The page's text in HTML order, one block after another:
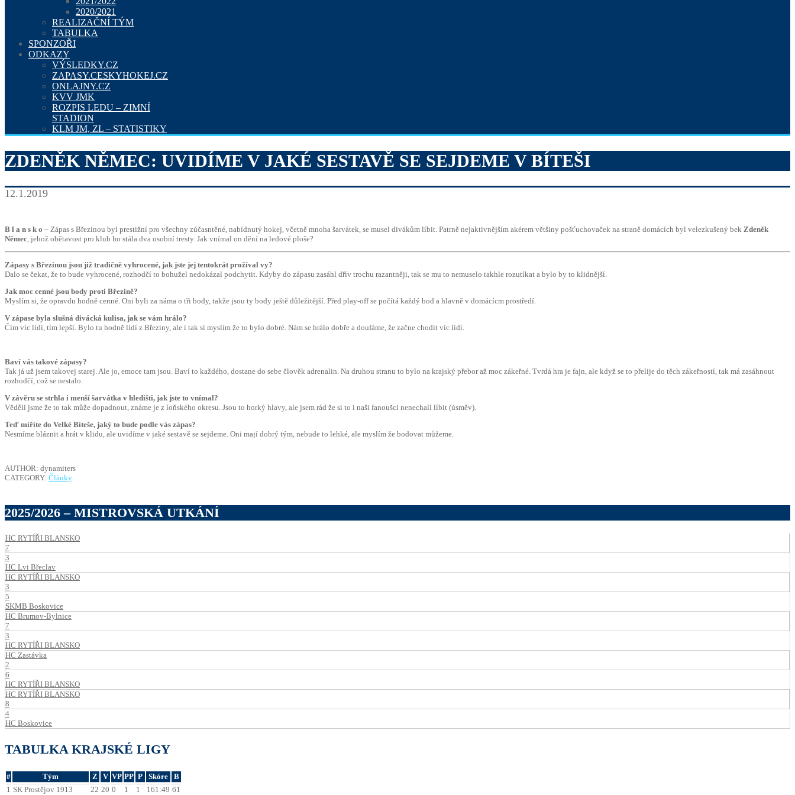
2020/2021
REALIZAČNÍ TÝM
TABULKA
SPONZOŘI
ODKAZY
VÝSLEDKY.CZ
ZAPASY.CESKYHOKEJ.CZ
ONLAJNY.CZ
KVV JMK
ROZPIS LEDU – ZIMNÍ
STADION
KLM JM, ZL – STATISTIKY
ZDENĚK NĚMEC: UVIDÍME V JAKÉ SESTAVĚ SE SEJDEME V BÍTEŠI
12.1.2019
B l a n s k o – Zápas s Březinou byl prestižní pro všechny zúčasntěné, nabídnutý hokej, včetně mnoha šarvátek, se musel divákům líbit. Patrně nejaktivnějším akérem většiny pošťuchovaček na straně domácích byl velezkušený bek Zdeněk
Němec , jehož obětavost pro klub ho stála dva osobní tresty. Jak vnímal on dění na ledové ploše?
Zápasy s Březinou jsou již tradičně vyhrocené, jak jste jej tentokrát prožíval vy?
Dalo se čekat, že to bude vyhrocené, rozhodčí to bohužel nedokázal podchytit. Kdyby do zápasu zasáhl dřív trochu razantněji, tak se mu to nemuselo takhle rozutíkat a bylo by to klidnější.
Jak moc cenné jsou body proti Březině?
Myslím si, že opravdu hodně cenné. Oni byli za náma o tři body, takže jsou ty body ještě důležitější. Před play-off se počítá každý bod a hlavně v domácícm prostředí.
V zápase byla slušná divácká kulisa, jak se vám hrálo?
Čím víc lidí, tím lepší. Bylo tu hodně lidí z Březiny, ale i tak si myslím že to bylo dobré. Nám se hrálo dobře a doufáme, že začne chodit víc lidí.
Baví vás takové zápasy?
Tak já už jsem takovej starej. Ale jo, emoce tam jsou. Baví to každého, dostane do sebe člověk adrenalin. Na druhou stranu to bylo na krajský přebor až moc zákeřné. Tvrdá hra je fajn, ale když se to přelije do těch zákeřností, tak má zasáhnout
rozhodčí, což se nestalo.
V závěru se strhla i menší šarvátka v hledišti, jak jste to vnímal?
Věděli jsme že to tak může dopadnout, známe je z loňského okresu. Jsou to horký hlavy, ale jsem rád že si to i naši fanoušci nenechali líbit (úsměv).
Teď míříte do Velké Bíteše, jaký to bude podle vás zápas?
Nesmíme bláznit a hrát v klidu, ale uvidíme v jaké sestavě se sejdeme. Oni mají dobrý tým, nebude to lehké, ale myslím že bodovat můžeme.
AUTHOR: dynamiters
CATEGORY: Články
2025/2026 – MISTROVSKÁ UTKÁNÍ
HC RYTÍŘI BLANSKO
7
3
HC Lvi Břeclav
HC RYTÍŘI BLANSKO
3
5
SKMB Boskovice
HC Brumov-Bylnice
7
3
HC RYTÍŘI BLANSKO
HC Zastávka
2
6
HC RYTÍŘI BLANSKO
HC RYTÍŘI BLANSKO
8
4
HC Boskovice
TABULKA KRAJSKÉ LIGY
# Tým Z V VP PP P Skóre
B
1 SK Prostějov 1913 22 20 0 1 1 161:49 61